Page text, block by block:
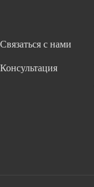
Связаться с нами
Консультация